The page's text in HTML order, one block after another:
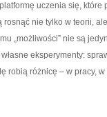
uczenia się,
nie tylko w teorii,
„możliwości” nie są
eksperymenty:
robią różnicę – w pracy,